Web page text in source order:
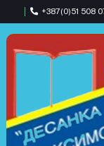
+387(0)51 508